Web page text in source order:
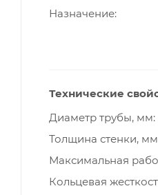
Назначение
Технические
Диаметр трубы, мм
Толщина стенки, мм
Максимальная
Кольцевая